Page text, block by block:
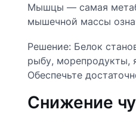
Мышцы — самая
мышечной массы
Решение: Белок
рыбу, морепродукты,
Обеспечьте
Снижение